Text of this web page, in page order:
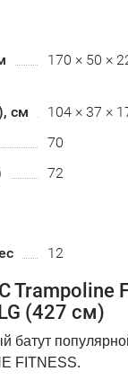
170 × 50 ×
см
104 × 37 ×
70
72
12
Trampoline
(427 см)
батут
FITNESS.